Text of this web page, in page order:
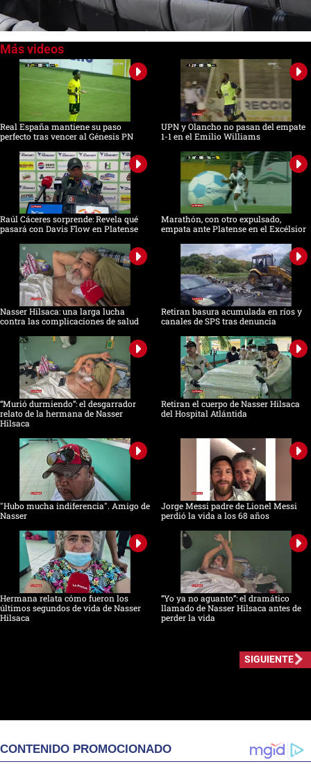
of
minute,
seconds
Real España mantiene su paso
perfecto tras vencer al Génesis PN
UPN y Olancho no pasan del empate
1-1 en el Emilio Williams
Raúl Cáceres sorprende: Revela qué
pasará con Davis Flow en Platense
Marathón, con otro expulsado,
empata ante Platense en el Excélsior
Nasser Hilsaca: una larga lucha
contra las complicaciones de salud
Retiran basura acumulada en ríos y
canales de SPS tras denuncia
“Murió durmiendo”: el desgarrador
relato de la hermana de Nasser
Hilsaca
Retiran el cuerpo de Nasser Hilsaca
del Hospital Atlántida
"Hubo mucha indiferencia". Amigo de
Nasser
Jorge Messi padre de Lionel Messi
perdió la vida a los 68 años
Hermana relata cómo fueron los
últimos segundos de vida de Nasser
Hilsaca
“Yo ya no aguanto”: el dramático
llamado de Nasser Hilsaca antes de
perder la vida
SIGUIENTE
CONTENIDO PROMOCIONADO